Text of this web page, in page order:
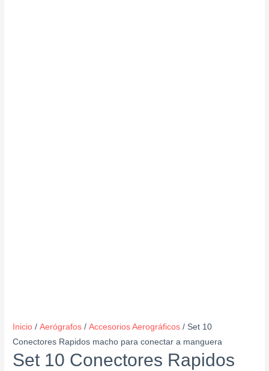
Inicio /Aerógrafos /Accesorios Aerográficos / Set 10
Conectores Rapidos macho para conectar a manguera
Set 10 Conectores Rapidos